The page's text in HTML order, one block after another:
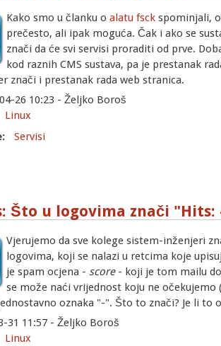
Kako smo u članku oalatu fsck spominjali,
prečesto, ali ipak moguća. Čak i ako se
znači da će svi servisi proraditi od prve.
kod raznih CMS sustava, pa je prestanak
znači i prestanak rada web stranica.
26 10:23 - Željko Boroš
Linux
Servisi
Što u logovima znači "Hits:
Vjerujemo da sve kolege sistem-inženjeri
logovima, koji se nalazi u retcima koje
je spam ocjena -score - koji je tom mailu
se može naći vrijednost koju ne
oznaka "-". Što to znači? Je li to
31 11:57 - Željko Boroš
Linux